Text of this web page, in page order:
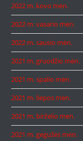
2022 m. kovo mėn.
2022 m. vasario mėn.
2022 m. sausio mėn.
2021 m. gruodžio mėn.
2021 m. spalio mėn.
2021 m. liepos mėn.
2021 m. birželio mėn.
2021 m. gegužės mėn.